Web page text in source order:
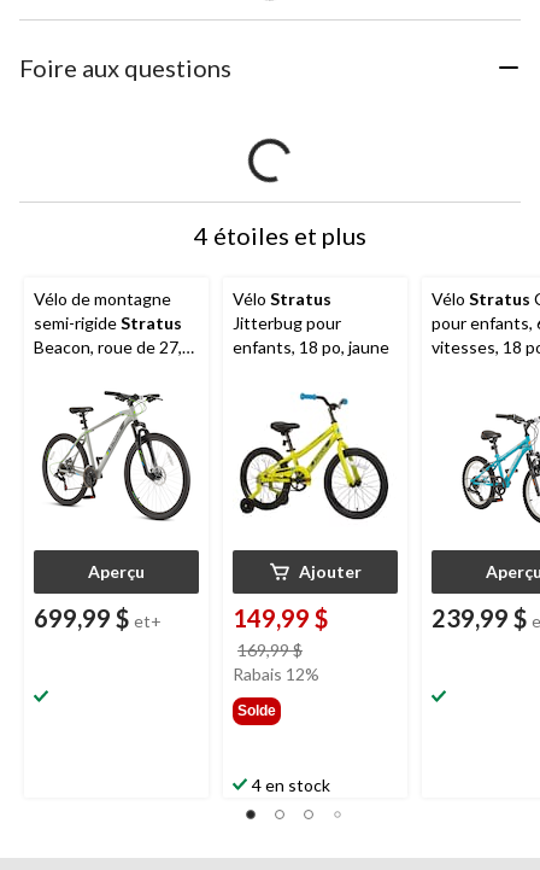
Foire aux questions
4 étoiles et plus
Vélo de montagne
semi-rigideStratus
Beacon, roue de 27,5
Aperçu
699,99 $ et+
Vélo Stratus
Jitterbug pour
enfants, 18 po, jaune
Ajouter
149,99 $
169,99 $
était
Rabais 12%
Solde
4 en stock
Vélo Stratus
pour enfants,
vitesses, 18
239,99 $